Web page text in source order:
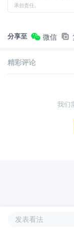
承担责任。
分享至 微信
精彩评论
我们
发表看法